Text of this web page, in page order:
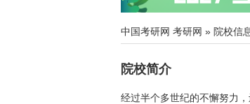
中国考研网 考研网 » 院校信
院校简介
经过半个多世纪的不懈努力